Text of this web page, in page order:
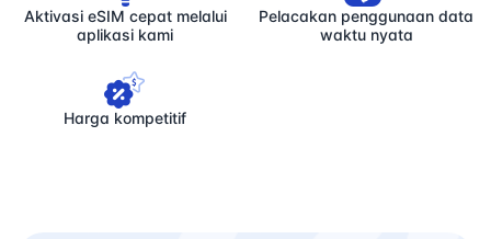
Aktivasi eSIM cepat melalui
aplikasi kami
Pelacakan penggunaan data
waktu nyata
Harga kompetitif